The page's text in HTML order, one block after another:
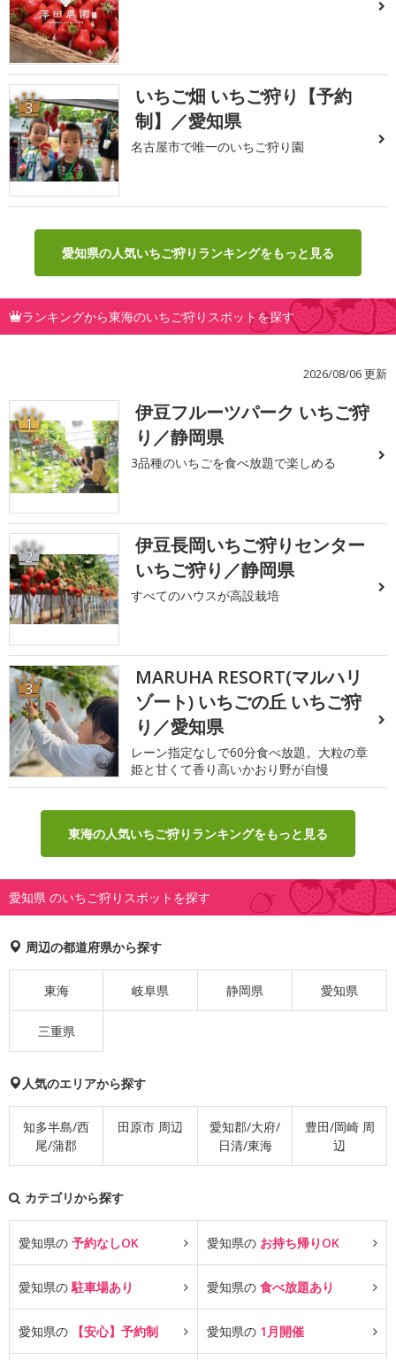
3
いちご畑 いちご狩り【予約
制】／愛知県
名古屋市で唯一のいちご狩り園
愛知県の人気いちご狩りランキングをもっと見る
ランキングから東海のいちご狩りスポットを探す
2026/08/06 更新
1
伊豆フルーツパーク いちご狩
り／静岡県
3品種のいちごを食べ放題で楽しめる
2
伊豆長岡いちご狩りセンター
いちご狩り／静岡県
すべてのハウスが高設栽培
3
MARUHA RESORT(マルハリ
ゾート) いちごの丘 いちご狩
り／愛知県
レーン指定なしで60分食べ放題。大粒の章
姫と甘くて香り高いかおり野が自慢
東海の人気いちご狩りランキングをもっと見る
愛知県 のいちご狩りスポットを探す
周辺の都道府県から探す
東海 岐阜県 静岡県 愛知県
三重県
人気のエリアから探す
知多半島/西
尾/蒲郡
田原市 周辺
愛知郡/大府/
日清/東海
豊田/岡崎 周
辺
カテゴリから探す
愛知県の 予約なしOK 愛知県の お持ち帰りOK
愛知県の駐車場あり 愛知県の 食べ放題あり
愛知県の 【安心】予約制 愛知県の 1月開催